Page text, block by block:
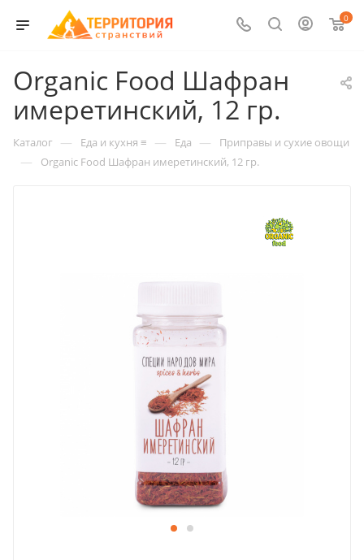
0
Organic Food Шафран
имеретинский, 12 гр.
Каталог — Еда и кухня ≡ — Еда — Приправы и сухие овощи
— Organic Food Шафран имеретинский, 12 гр.